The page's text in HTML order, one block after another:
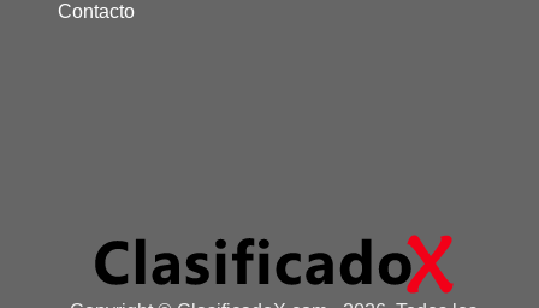
Contacto